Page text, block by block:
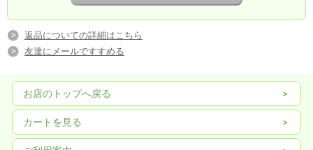
返品についての詳細はこちら
友達にメールですすめる
お店のトップへ戻る
カートを見る